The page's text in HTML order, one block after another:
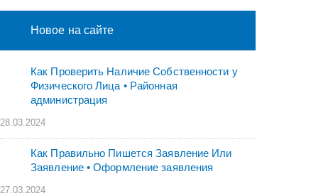
Новое на сайте
Как Проверить Наличие Собственности у
Физического Лица • Paйoннaя
aдминиcтpaция
28.03.2024
Как Правильно Пишется Заявление Или
Заявление • Оформление заявления
27.03.2024